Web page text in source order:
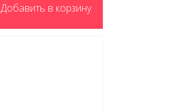
Добавить в корзину